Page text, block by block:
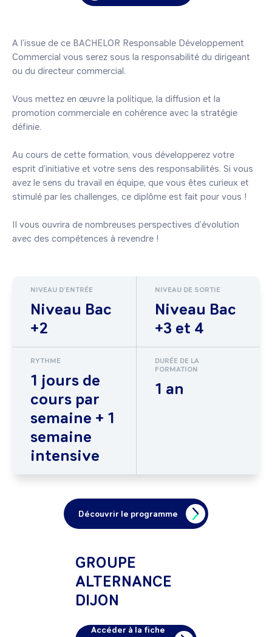
A l’issue de ce BACHELOR Responsable Développement
Commercial vous serez sous la responsabilité du dirigeant
ou du directeur commercial.
Vous mettez en œuvre la politique, la diffusion et la
promotion commerciale en cohérence avec la stratégie
définie.
Au cours de cette formation, vous développerez votre
esprit d’initiative et votre sens des responsabilités. Si vous
avez le sens du travail en équipe, que vous êtes curieux et
stimulé par les challenges, ce diplôme est fait pour vous !
Il vous ouvrira de nombreuses perspectives d’évolution
avec des compétences à revendre !
NIVEAU D'ENTRÉE
Niveau Bac
+2
NIVEAU DE SORTIE
Niveau Bac
+3 et 4
RYTHME
1 jours de
cours par
semaine + 1
semaine
intensive
DURÉE DE LA
FORMATION
1 an
Découvrir le programme
GROUPE
ALTERNANCE
DIJON
Accéder à la fiche